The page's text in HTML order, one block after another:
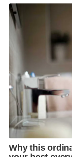
อาจจะมีประชาช
และเหตุผลอะไร
ที่เข้าไปสู่ความ
ประเทศไทย เ
วุ่นวายในอดีตอีก
อย่างอาจใช้เวล
เข้าใจ เราเป็น
สมควรยุติความขั
เมื่อถามถึงการโ
กล่าวว่า ถ้า สส.